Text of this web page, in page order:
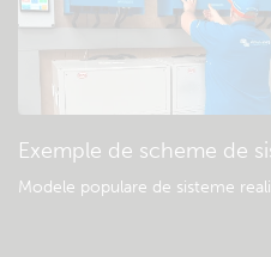
Exemple de scheme de
Modele populare de sisteme